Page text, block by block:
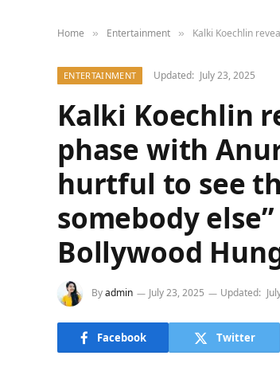
Home » Entertainment » Kalki Koechlin
ENTERTAINMENT Updated: July 23, 2025
Kalki Koechlin
phase with
hurtful to see
somebody
Bollywood
Byadmin July 23, 2025 Updated:
Facebook Twitter